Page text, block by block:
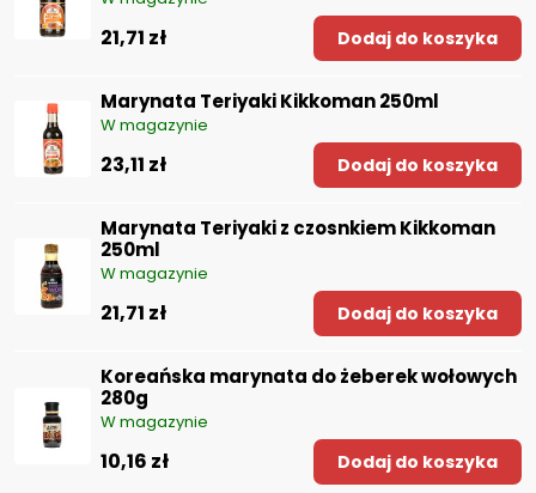
21,71 zł Dodaj do koszyka
Marynata Teriyaki Kikkoman 250ml
W magazynie
23,11 zł Dodaj do koszyka
Marynata Teriyaki z czosnkiem Kikkoman
250ml
W magazynie
21,71 zł Dodaj do koszyka
Koreańska marynata do żeberek wołowych
280g
W magazynie
10,16 zł Dodaj do koszyka